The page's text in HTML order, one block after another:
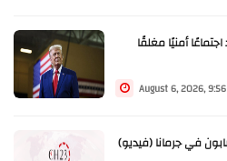
أمنيًا مغلقًا
August 6, 2026,
في جرمانا (فيديو)